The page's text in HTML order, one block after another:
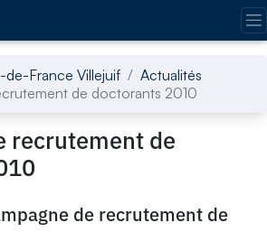
de-France Villejuif
Actualités
de doctorants 2010
recrutement de
de recrutement de